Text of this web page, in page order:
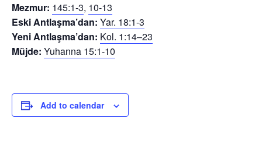
Mezmur: 145:1-3, 10-13
Eski Antlaşma’dan: Yar. 18:1-3
Yeni Antlaşma’dan: Kol. 1:14–23
Müjde: Yuhanna 15:1-10
Add to calendar